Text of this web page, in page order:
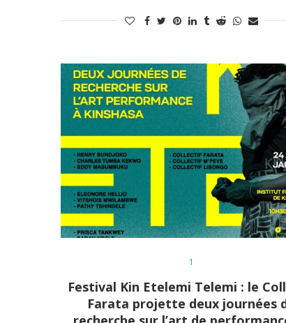
1
Festival Kin Etelemi Telemi : le
Farata projette deux journées